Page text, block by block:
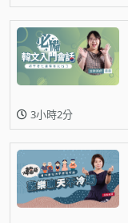
3小時2分